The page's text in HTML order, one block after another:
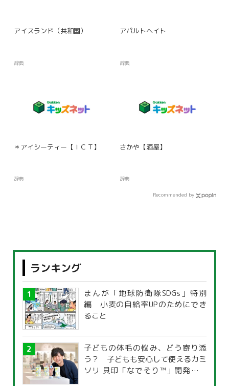
アイスランド（共和国）
辞典
アパルトヘイト
辞典
＊アイシーティー【ＩＣＴ】
辞典
さかや【酒屋】
辞典
Recommended by
ランキング
まんが「地球防衛隊SDGs」特別
編 小麦の自給率UPのためにでき
ること
子どもの体毛の悩み、どう寄り添
う？ 子どもも安心して使えるカミ
ソリ 貝印「なでそり™」開発の思